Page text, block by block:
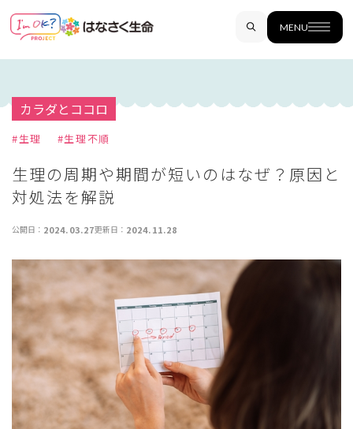
MENU
カラダとココロ
#生理 #生理不順
生理の周期や期間が短いのはなぜ？原因と
対処法を解説
公開日： 2024.03.27更新日： 2024.11.28